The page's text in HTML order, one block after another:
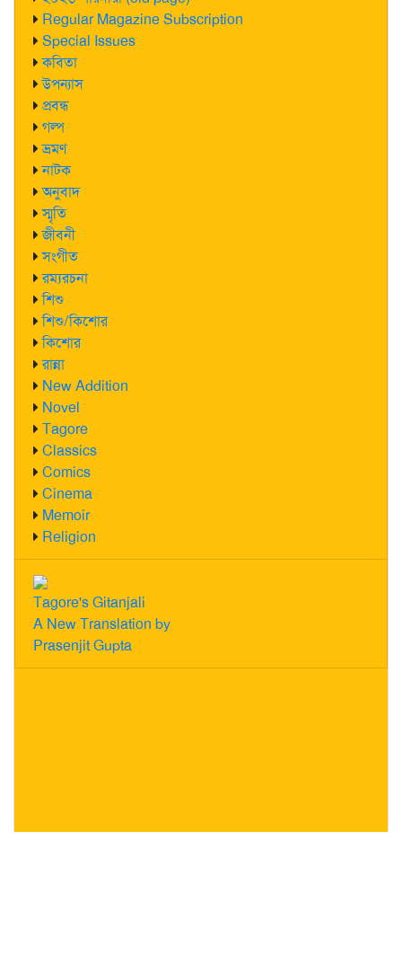
Regular Magazine Subscription
Special Issues
কবিতা
উপন্যাস
প্রবন্ধ
গল্প
ভ্রমণ
নাটক
অনুবাদ
স্মৃতি
জীবনী
সংগীত
রম্যরচনা
শিশু
শিশু/কিশোর
কিশোর
রান্না
New Addition
Novel
Tagore
Classics
Comics
Cinema
Memoir
Religion
Tagore's Gitanjali
A New Translation by
Prasenjit Gupta